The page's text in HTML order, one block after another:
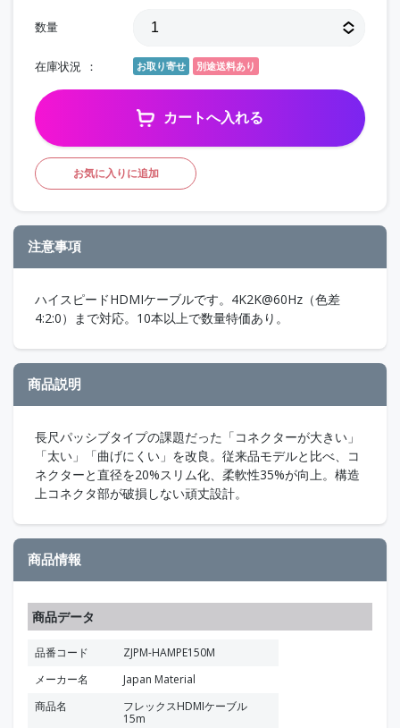
数量
在庫状況 お取り寄せ 別途送料あり
カートへ入れる
お気に入りに追加
注意事項
ハイスピードHDMIケーブルです。4K2K@60Hz（色差
4:2:0）まで対応。10本以上で数量特価あり。
商品説明
長尺パッシブタイプの課題だった「コネクターが大きい」
「太い」「曲げにくい」を改良。従来品モデルと比べ、コ
ネクターと直径を20%スリム化、柔軟性35%が向上。構造
上コネクタ部が破損しない頑丈設計。
商品情報
商品データ
品番コード
ZJPM-HAMPE150M
メーカー名
Japan Material
商品名
フレックスHDMIケーブル
15m